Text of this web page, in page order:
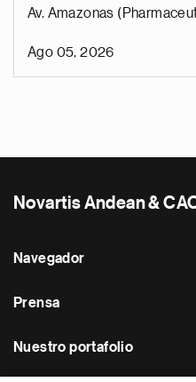
Av. Amazonas
Ago 05, 2026
Novartis Andean &
Navegador
Prensa
Nuestro portafolio